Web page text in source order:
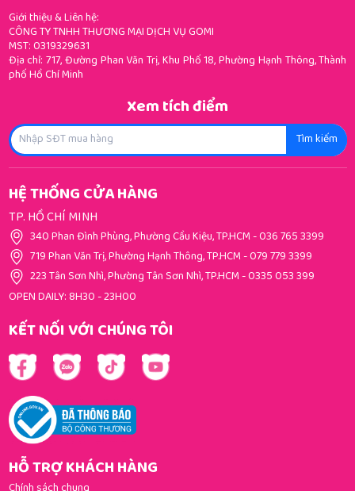
Giới thiệu & Liên hệ:
CÔNG TY TNHH THƯƠNG MẠI DỊCH VỤ GOMI
MST: 0319329631
Địa chỉ: 717, Đường Phan Văn Trị, Khu Phố 18, Phường Hạnh Thông, Thành
phố Hồ Chí Minh
Xem tích điểm
Tìm kiếm
HỆ THỐNG CỬA HÀNG
TP. HỒ CHÍ MINH
340 Phan Đình Phùng, Phường Cầu Kiệu, TP.HCM-036 765 3399
719 Phan Văn Trị, Phường Hạnh Thông, TP.HCM-079 779 3399
223 Tân Sơn Nhì, Phường Tân Sơn Nhì, TP.HCM-0335 053 399
OPEN DAILY: 8H30 - 23H00
KẾT NỐI VỚI CHÚNG TÔI
HỖ TRỢ KHÁCH HÀNG